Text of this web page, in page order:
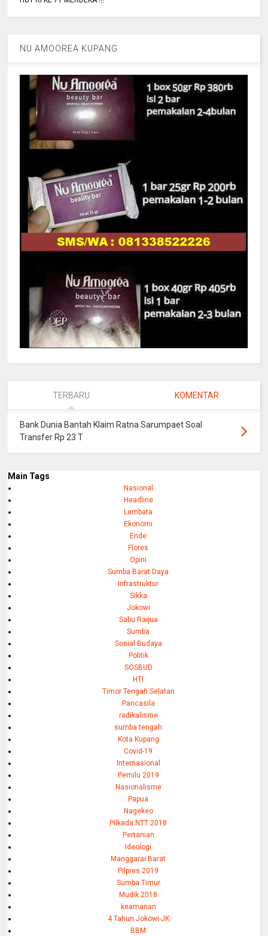
NU AMOOREA KUPANG
TERBARU KOMENTAR
Bank Dunia Bantah Klaim Ratna Sarumpaet Soal
Transfer Rp 23 T
Main Tags
Nasional
Headline
Lembata
Ekonomi
Ende
Flores
Opini
Sumba Barat Daya
Infrastruktur
Sikka
Jokowi
Sabu Raijua
Sumba
Sosial Budaya
Politik
SOSBUD
HTI
Timor Tengah Selatan
Pancasila
radikalisme
sumba tengah
Kota Kupang
Covid-19
Internasional
Pemilu 2019
Nasionalisme
Papua
Nagekeo
Pilkada NTT 2018
Pertanian
Ideologi
Manggarai Barat
Pilpres 2019
Sumba Timur
Mudik 2018
keamanan
4 Tahun Jokowi-JK
BBM